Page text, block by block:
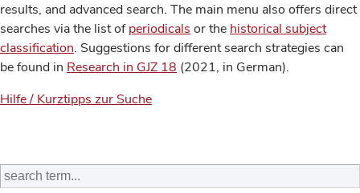
results, and advanced search. The main menu also offers direct
searches via the list ofperiodicals or the historical subject
classification. Suggestions for different search strategies can
be found in Research in GJZ 18 (2021, in German).
Hilfe / Kurztipps zur Suche